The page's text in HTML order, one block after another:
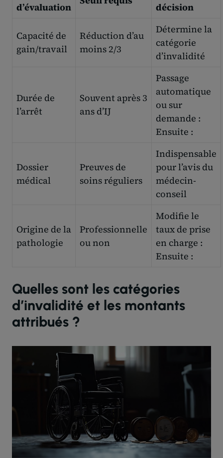
d’évaluation
décision
Capacité de
gain/travail
Réduction d’au
moins 2/3
Détermine la
catégorie
d’invalidité
Durée de
l’arrêt
Souvent après 3
ans d’IJ
Passage
automatique
ou sur
demande :
Ensuite :
Dossier
médical
Preuves de
soins réguliers
Indispensable
pour l’avis du
médecin-
conseil
Origine de la
pathologie
Professionnelle
ou non
Modifie le
taux de prise
en charge :
Ensuite :
Quelles sont les catégories
d’invalidité et les montants
attribués ?